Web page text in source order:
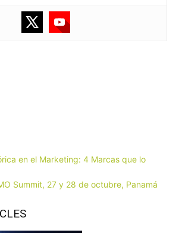
en el Marketing: 4 Marcas que lo
Summit, 27 y 28 de octubre, Panamá